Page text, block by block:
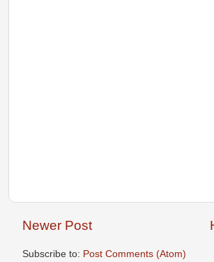
Newer Post
Subscribe to: Post Comments (Atom)